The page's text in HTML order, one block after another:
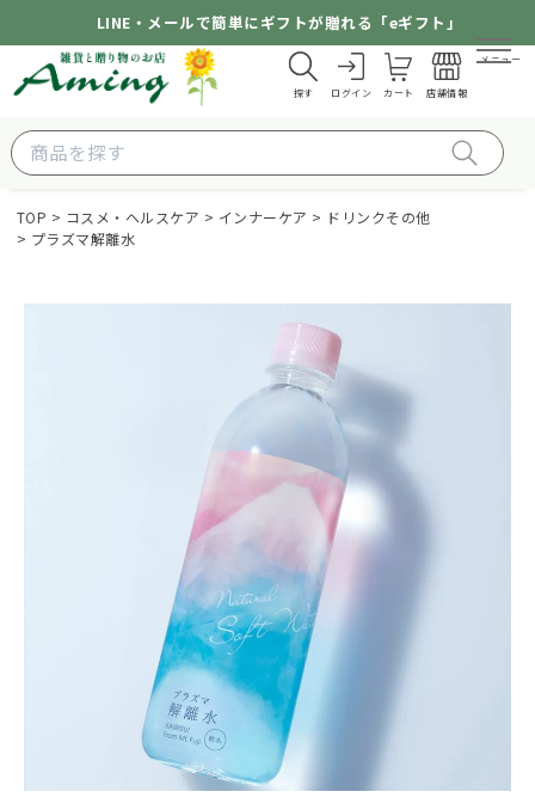
LINE・メールで簡単にギフトが贈れる「eギフト」
探す ログイン カート 店舗情報
メニュー
TOP コスメ・ヘルスケア インナーケア
ドリンクその他
プラズマ解離水